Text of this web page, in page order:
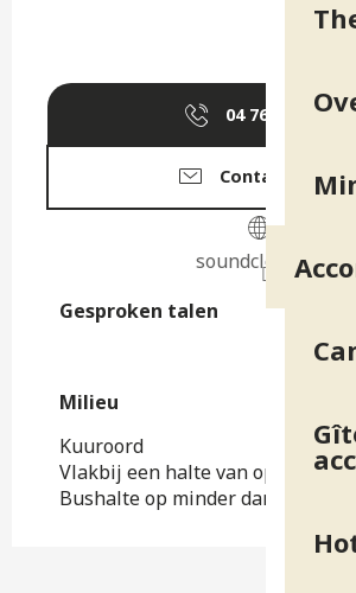
04 76 89 10▒▒
Contacteer ons
soundcloud.com
Gesproken talen
Gesproken talen
Milieu
Milieu
Kuuroord
Vlakbij een halte van openbaar
Bushalte op minder dan 500 m